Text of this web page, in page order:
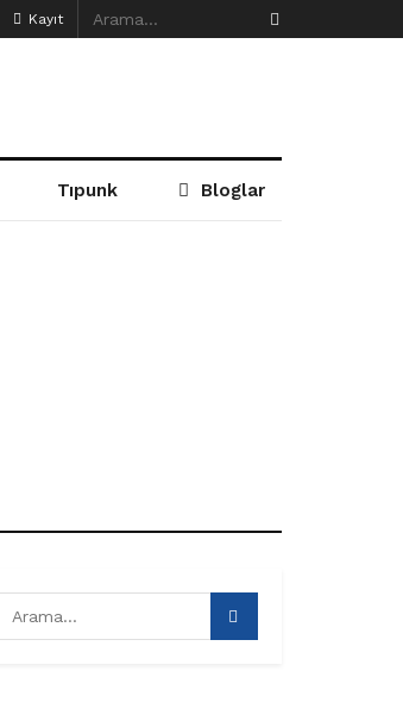
Kayıt
Tıpunk Bloglar